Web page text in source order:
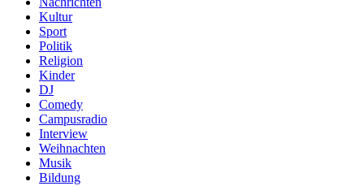
Kultur
Sport
Politik
Religion
Kinder
DJ
Comedy
Campusradio
Interview
Weihnachten
Musik
Bildung